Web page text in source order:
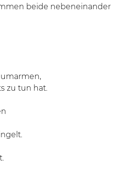
beide nebeneinander
zu tun hat.